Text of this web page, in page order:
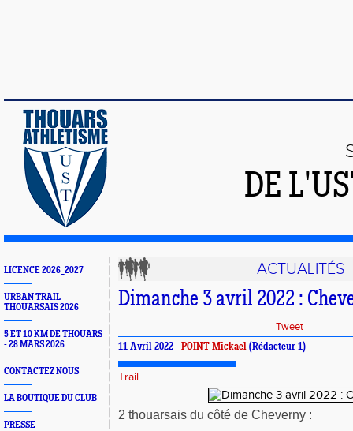
DE
LICENCE 2026_2027
URBAN TRAIL
THOUARSAIS 2026
5 ET 10 KM DE THOUARS
- 28 MARS 2026
CONTACTEZ NOUS
LA BOUTIQUE DU CLUB
PRESSE
ACTUALITÉS
Dimanche 3 avril 2022 :
Tweet
11 Avril 2022 - POINT Mickaël (Rédacteur 1)
Trail
2 thouarsais du côté de Cheverny :